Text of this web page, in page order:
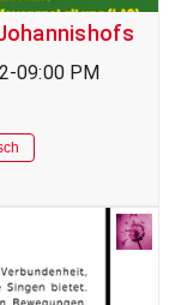
09:00 PM